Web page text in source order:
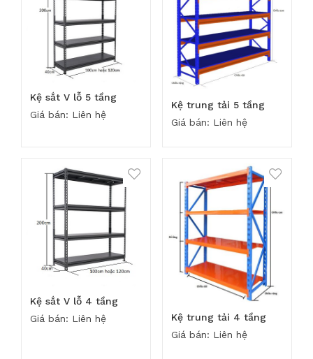
Kệ sắt V lỗ 5 tầng
Giá bán: Liên hệ
Kệ trung tải 5 tầng
Giá bán: Liên hệ
Kệ sắt V lỗ 4 tầng
Giá bán: Liên hệ
Kệ trung tải 4 tầng
Giá bán: Liên hệ